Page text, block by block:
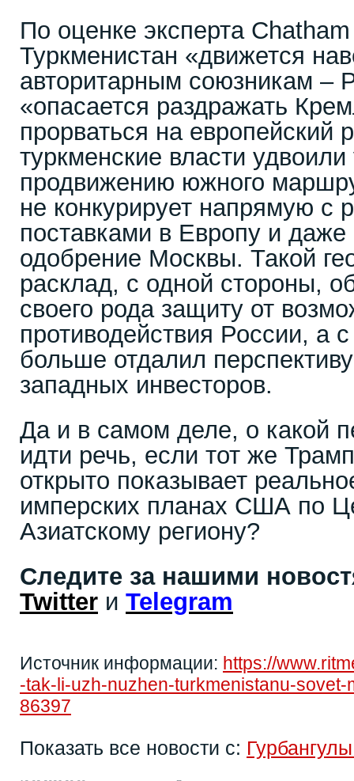
По оценке эксперта
Туркменистан «движется
авторитарным союзникам –
«опасается раздражать
прорваться на европейский
туркменские власти
продвижению южного
не конкурирует напрямую с
поставками в Европу и даже
одобрение Москвы. Такой
расклад, с одной стороны,
своего рода защиту от
противодействия России, а
больше отдалил
западных инвесторов.
Да и в самом деле, о какой
идти речь, если тот же
открыто показывает
имперских планах США по
Азиатскому региону?
Следите за нашими
Twitter и Telegram
Источник информации: https://
-tak-li-uzh-nuzhen-turkmenistanu-
86397
Показать все новости с: